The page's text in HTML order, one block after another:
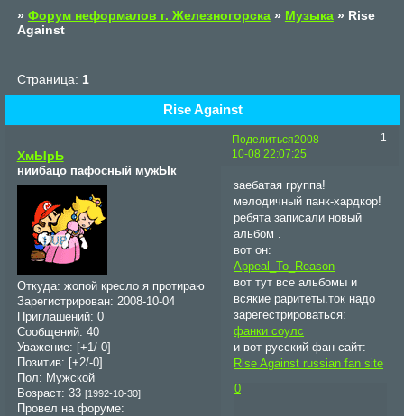
» Форум неформалов г. Железногорска » Музыка » Rise
Against
Rise Against
Страница: 1
Поделиться 1
2008-
10-08 22:07:25
ХмЫрЬ
ниибацо пафосный мужЫк
Откуда: жопой кресло я протираю
Зарегистрирован: 2008-10-04
Приглашений: 0
Сообщений: 40
Уважение: [+1/-0]
Позитив: [+2/-0]
Пол: Мужской
Возраст: 33 [1992-10-30]
Провел на форуме:
заебатая группа!
мелодичный панк-хардкор!
ребята записали новый
альбом .
вот он:
Appeal_To_Reason
вот тут все альбомы и
всякие раритеты.ток надо
зарегестрироваться:
фанки соулс
и вот русский фан сайт:
Rise Against russian fan site
0